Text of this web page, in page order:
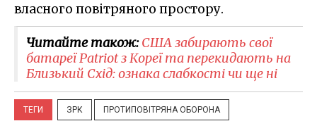
власного повітряного простору.
Читайте також:США забирають свої
батареї Patriot з Кореї та перекидають на
Близький Схід: ознака слабкості чи ще ні
ТЕГИ ЗРК ПРОТИПОВІТРЯНА ОБОРОНА